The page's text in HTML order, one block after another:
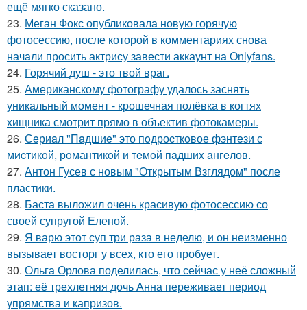
ещё мягко сказано.
23. Меган Фокс опубликовала новую горячую
фотосессию, после которой в комментариях снова
начали просить актрису завести аккаунт на Onlyfans.
24. Горячий душ - это твой враг.
25. Американскому фотографу удалось заснять
уникальный момент - крошечная полёвка в когтях
хищника смотрит прямо в объектив фотокамеры.
26. Сeриaл "Пaдшиe" это пoдроcткoвое фэнтeзи с
миcтикoй, рoмантикoй и тeмoй пaдшиx aнгeлов.
27. Антон Гусев с новым "Открытым Взглядом" после
пластики.
28. Баста выложил очень красивую фотосессию со
своей супругой Еленой.
29. Я варю этот суп три раза в неделю, и он неизменно
вызывает восторг у всех, кто его пробует.
30. Ольга Орлова поделилась, что сейчас у неё сложный
этап: её трехлетняя дочь Анна переживает период
упрямства и капризов.